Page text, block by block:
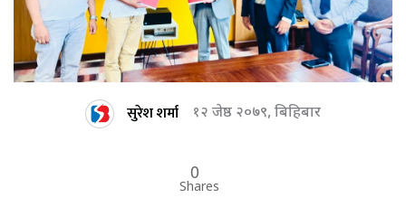
सुरेश शर्मा १२ जेष्ठ २०७९, बिहिबार
0
Shares